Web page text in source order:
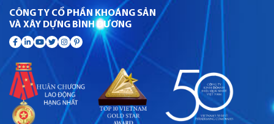
CÔNG TY CỔ PHẦN KHOÁNG SẢN
VÀ XÂY DỰNG BÌNH DƯƠNG